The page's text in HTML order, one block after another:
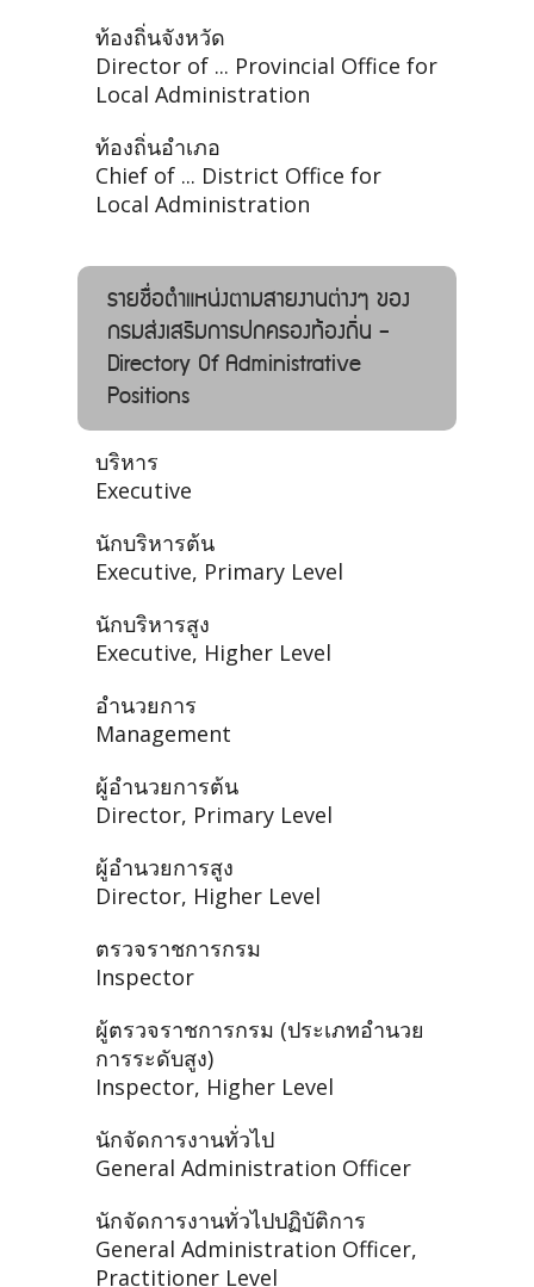
ท้องถิ่นจังหวัด
Director of ... Provincial Office for
Local Administration
ท้องถิ่นอำเภอ
Chief of ... District Office for
Local Administration
รายชื่อตำแหน่งตามสายงานต่างๆ ของ
กรมส่งเสริมการปกครองท้องถิ่น -
Directory Of Administrative
Positions
บริหาร
Executive
นักบริหารต้น
Executive, Primary Level
นักบริหารสูง
Executive, Higher Level
อำนวยการ
Management
ผู้อำนวยการต้น
Director, Primary Level
ผู้อำนวยการสูง
Director, Higher Level
ตรวจราชการกรม
Inspector
ผู้ตรวจราชการกรม (ประเภทอำนวย
การระดับสูง)
Inspector, Higher Level
นักจัดการงานทั่วไป
General Administration Officer
นักจัดการงานทั่วไปปฏิบัติการ
General Administration Officer,
Practitioner Level